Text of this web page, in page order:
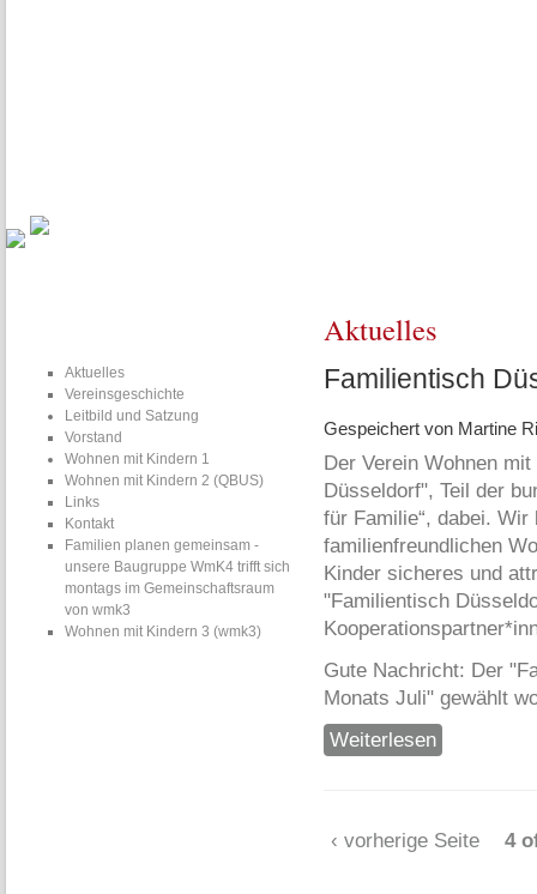
Aktuelles
Familientisch
Gespeichert von Martine
Der Verein Wohnen
Düsseldorf", Teil der
für Familie“, dabei.
familienfreundlichen
Kinder sicheres und
"Familientisch
Gute Nachricht: Der
Monats Juli" gewählt
Weiterlesen
‹ vorherige Seite 4
Aktuelles
Vereinsgeschichte
Leitbild und Satzung
Vorstand
Wohnen mit Kindern 1
Wohnen mit Kindern 2 (QBUS)
Links
Kontakt
Familien planen gemeinsam -
unsere Baugruppe WmK4 trifft sich
montags im Gemeinschaftsraum
von wmk3
Wohnen mit Kindern 3 (wmk3)